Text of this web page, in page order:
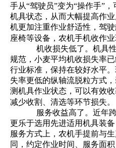
手从“驾驶员”变为“操作手”
机具状态，从而大幅提高作
机更加注重作业舒适性，驾
座椅等设备，农机手机收作
机收损失低了 。机具
规范，小麦平均机收损失率已
行业标准，保持在较好水平
失率更低的纵轴流脱粒方式
测机具作业状态，可以有效
减少收割、清选等环节损失。
服务收益高了 。近年
更乐于选用先进适用机具装
服务方式上，农机手提前与
同，约定作业时间、服务面